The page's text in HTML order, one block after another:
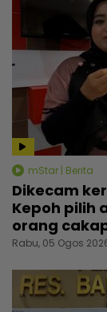
mStar | Berita
Dikecam
Kepoh pilih
orang
Rabu, 05 Ogos